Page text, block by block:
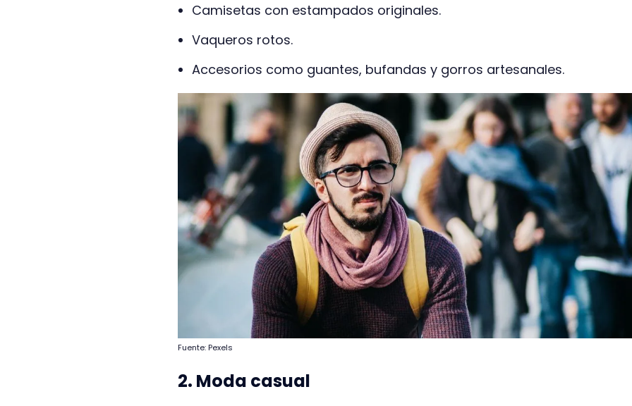
Camisetas con estampados originales.
Vaqueros rotos.
Accesorios como guantes, bufandas y gorros artesanales.
Fuente: Pexels
2. Moda casual